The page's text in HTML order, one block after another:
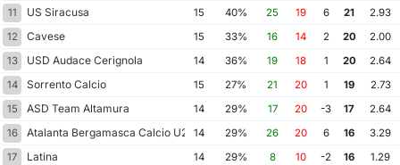
11
US Siracusa 15 40% 25 19 6 21
2.93
12
Cavese 15 33% 16 14 2 20
2.00
13
USD Audace Cerignola 14 36% 19 18 1 20
2.64
14
Sorrento Calcio 15 27% 21 20 1 19
2.73
15
ASD Team Altamura 14 29% 17 20 -3 17
2.64
16
Atalanta Bergamasca Calcio U23 14 29% 26 20 6 16
3.29
17
Latina 14 29% 8 10 -2 16
1.29